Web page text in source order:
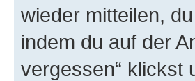
wieder mitteilen,
indem du auf der
vergessen“ klickst